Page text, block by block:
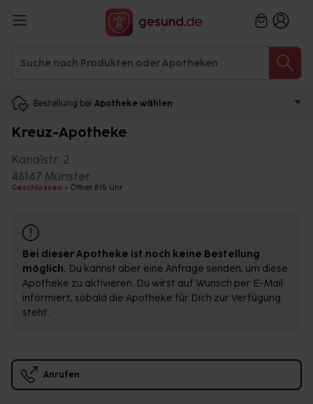
Bestellung bei Apotheke wählen
Kreuz-Apotheke
Kanalstr. 2
48147 Münster
Geschlossen • Öffnet 8:15 Uhr
Bei dieser Apotheke ist noch keine Bestellung
möglich. Du kannst aber eine Anfrage senden, um diese
Apotheke zu aktivieren. Du wirst auf Wunsch per E-Mail
informiert, sobald die Apotheke für Dich zur Verfügung
steht.
Anrufen